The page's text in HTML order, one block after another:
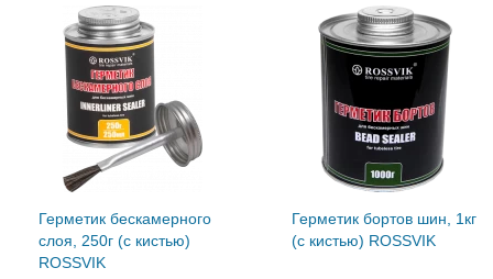
Герметик бескамерного
слоя, 250г (с кистью)
ROSSVIK
Герметик бортов шин, 1кг
(с кистью) ROSSVIK